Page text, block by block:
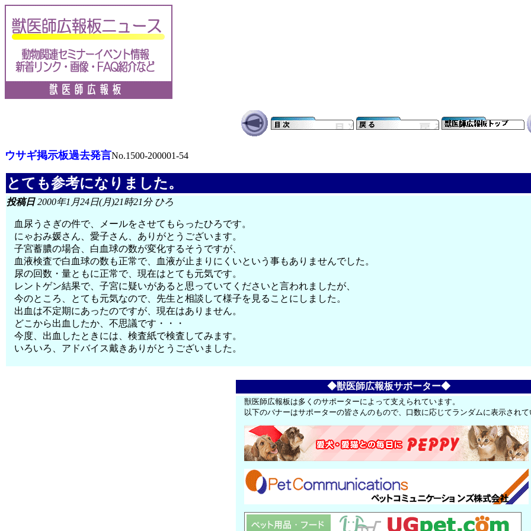
ウサギ掲示板過去発言No.1500-200001-54
とても参考になりました。
投稿日2000年1月24日(月)21時21分 ひろ
血尿うさぎの件で、メールをさせてもらったひろです。
にゃおみ媛さん、愛子さん、ありがとうございます。
子宮蓄膿の場合、白血球の数が変化するそうですが、
血液検査で白血球の数も正常で、血液が止まりにくいという事もありませんでした。
尿の回数・量ともに正常で、現在はとても元気です。
レントゲン結果で、子宮に疑いがあると思っていてくださいと言われましたが、
今のところ、とても元気なので、先生と相談して様子を見ることにしました。
出血は不定期にあったのですが、現在はありません。
どこから出血したか、不思議です・・・
今度、出血したときには、検査紙で検査してみます。
いろいろ、アドバイス戴きありがとうございました。
◆獣医師広報板サポーター◆
獣医師広報板は多くのサポーターによって支えられています。
以下のバナーはサポーターの皆さんのもので、口数に応じてランダムに表示され